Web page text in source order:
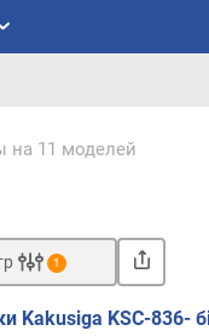
на 11 моделей
1
Kakusiga KSC-836-